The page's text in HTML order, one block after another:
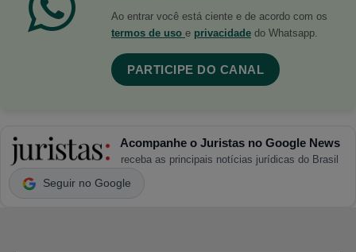
Ao entrar você está ciente e de acordo com os
termos de uso e privacidade do Whatsapp.
PARTICIPE DO CANAL
Acompanhe o Juristas no Google News
receba as principais notícias jurídicas do Brasil
Seguir no Google